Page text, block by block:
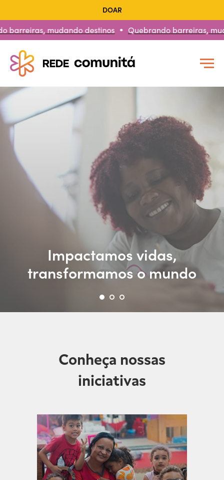
DOAR
mudando destinos Quebrando barreiras, mudando
Impactamos vidas,
transformamos o mundo
Conheça nossas
iniciativas